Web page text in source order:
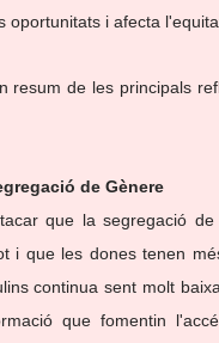
oportunitats i afecta
resum de les principals
de Gènere
que la segregació
i que les dones tenen
continua sent molt
que fomentin